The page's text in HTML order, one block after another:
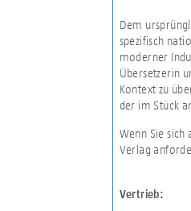
Dem
spezifisch
moderner
Übersetzerin
Kontext zu
der im Stück
Wenn Sie sich
Verlag
Vertrieb: